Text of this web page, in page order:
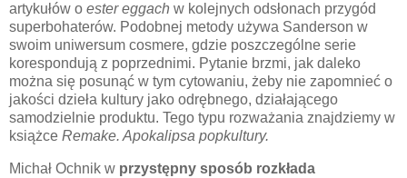
artykułów o ester eggach w kolejnych odsłonach przygód
superbohaterów. Podobnej metody używa Sanderson w
swoim uniwersum cosmere, gdzie poszczególne serie
korespondują z poprzednimi. Pytanie brzmi, jak daleko
można się posunąć w tym cytowaniu, żeby nie zapomnieć o
jakości dzieła kultury jako odrębnego, działającego
samodzielnie produktu. Tego typu rozważania znajdziemy w
książce Remake. Apokalipsa popkultury.
Michał Ochnik w przystępny sposób rozkłada